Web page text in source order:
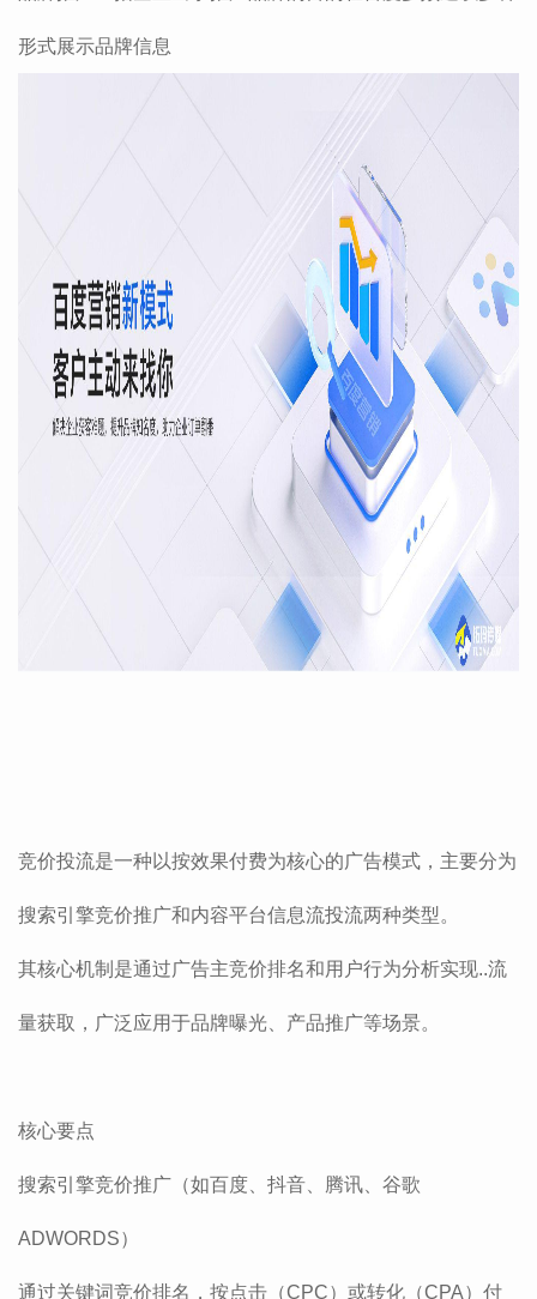
形式展示品牌信息
竞价投流‌是一种以按效果付费为核心的广告模式，主要分为
搜索引擎竞价推广和内容平台信息流投流两种类型。
其核心机制是通过广告主竞价排名和用户行为分析实现..流
量获取，广泛应用于品牌曝光、产品推广等场景。‌
核心要点
‌搜索引擎竞价推广‌（如百度、抖音 、腾讯 谷歌
ADWORDS）
通过关键词竞价排名，按点击（CPC）或转化（CPA）付